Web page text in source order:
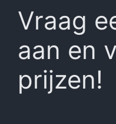
Vraag
aan en
prijzen!